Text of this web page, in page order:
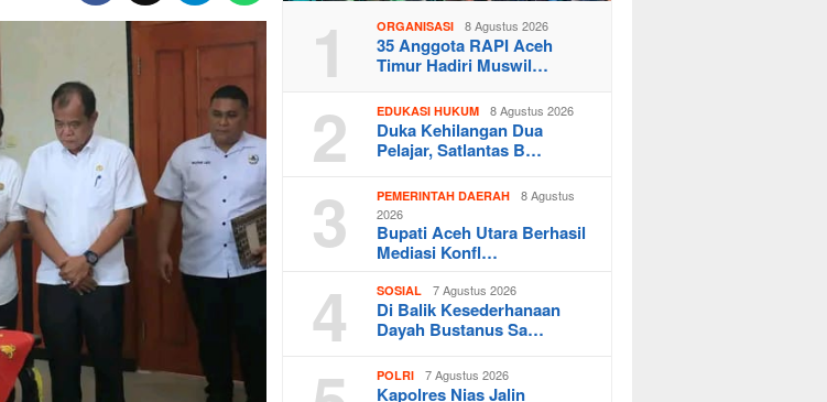
1 ORGANISASI 8 Agustus 2026
35 Anggota RAPI Aceh
Timur Hadiri Muswil…
2 EDUKASI HUKUM 8 Agustus 2026
Duka Kehilangan Dua
Pelajar, Satlantas B…
3 PEMERINTAH DAERAH
8 Agustus
2026
Bupati Aceh Utara Berhasil
Mediasi Konfl…
4 SOSIAL 7 Agustus 2026
Di Balik Kesederhanaan
Dayah Bustanus Sa…
POLRI 7 Agustus 2026
Kapolres Nias Jalin